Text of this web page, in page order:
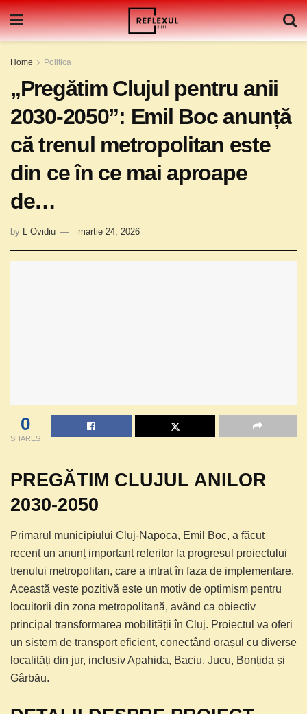
Home Politica
„Pregătim Clujul pentru anii
2030-2050”: Emil Boc anunță
că trenul metropolitan este
din ce în ce mai aproape
de…
by L Ovidiu martie 24, 2026
0
SHARES
PREGĂTIM CLUJUL ANILOR
2030-2050
Primarul municipiului Cluj-Napoca, Emil Boc, a făcut
recent un anunț important referitor la progresul proiectului
trenului metropolitan, care a intrat în faza de implementare.
Această veste pozitivă este un motiv de optimism pentru
locuitorii din zona metropolitană, având ca obiectiv
principal transformarea mobilității în Cluj. Proiectul va oferi
un sistem de transport eficient, conectând orașul cu diverse
localități din jur, inclusiv Apahida, Baciu, Jucu, Bonțida și
Gârbău.